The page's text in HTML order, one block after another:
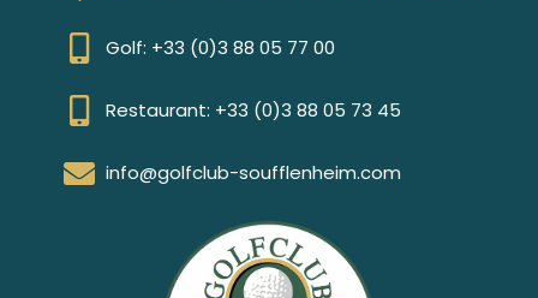
Golf: +33 (0)3 88 05 77 00
Restaurant: +33 (0)3 88 05 73 45
info@golfclub-soufflenheim.com